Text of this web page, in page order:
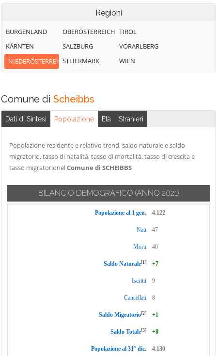
Regioni
BURGENLAND
KÄRNTEN
NIEDERÖSTERREICH
OBERÖSTERREICH
SALZBURG
STEIERMARK
TIROL
VORARLBERG
WIEN
Comune di Scheibbs
Dati di Sintesi Popolazione Età Stranieri
Popolazione residente e relativo trend, saldo naturale e saldo
migratorio, tasso di natalità, tasso di mortalità, tasso di crescita e
tasso migratorionelComune di SCHEIBBS
BILANCIO DEMOGRAFICO (ANNO 2021)
Popolazione al 1 gen. 4.122
Nati 47
Morti 40
Saldo Naturale[1] +7
Iscritti 9
Cancellati 8
Saldo Migratorio[2] +1
Saldo Totale[3] +8
Popolazione al 31° dic. 4.130